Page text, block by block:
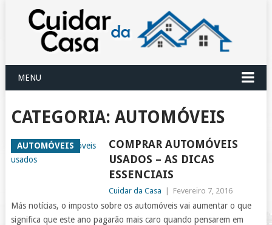
MENU
CATEGORIA: AUTOMÓVEIS
AUTOMÓVEIS
COMPRAR AUTOMÓVEIS
USADOS – AS DICAS
ESSENCIAIS
Cuidar da Casa Fevereiro 7, 2016
Más notícias, o imposto sobre os automóveis vai aumentar o que
significa que este ano pagarão mais caro quando pensarem em